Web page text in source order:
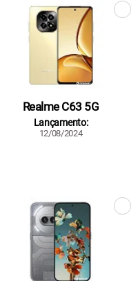
Realme C63 5G
Lançamento:
12/08/2024